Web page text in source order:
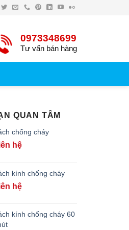
0973348699
Tư vấn bán hàng
QUAN TÂM
chống cháy
hệ
kính chống cháy
hệ
kính chống cháy 60